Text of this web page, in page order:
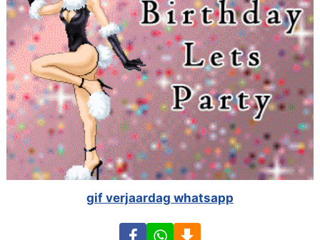
gif verjaardag whatsapp
FacebookWhatsApp